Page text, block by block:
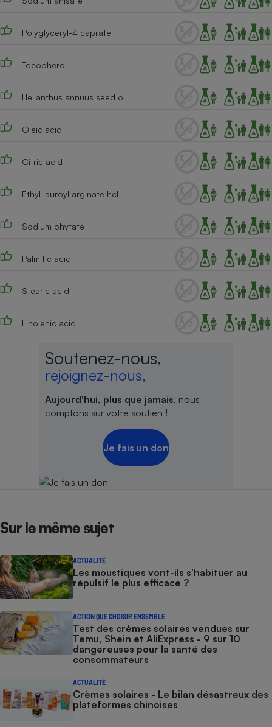
Polyglyceryl-4 caprate
Tocopherol
Helianthus annuus seed oil
Oleic acid
Citric acid
Ethyl lauroyl arginate hcl
Sodium phytate
Palmitic acid
Stearic acid
Linolenic acid
Soutenez-nous,
rejoignez-nous,
Aujourd'hui, plus que jamais, nous
comptons sur votre soutien !
Je fais un don
Sur le même sujet
ACTUALITÉ
Les moustiques vont-ils s’habituer au
répulsif le plus efficace ?
ACTION QUE CHOISIR ENSEMBLE
Test des crèmes solaires vendues sur
Temu, Shein et AliExpress - 9 sur 10
dangereuses pour la santé des
consommateurs
ACTUALITÉ
Crèmes solaires - Le bilan désastreux des
plateformes chinoises